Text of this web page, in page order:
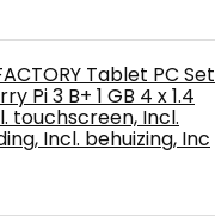
Tablet PC Set
Pi 3 B+ 1 GB 4 x 1.4
touchscreen, Incl.
Incl. behuizing, Inc